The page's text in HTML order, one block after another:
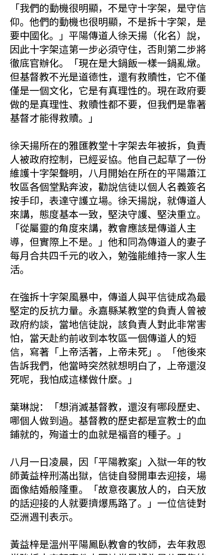
「我們的動機很明顯，不是守十字架，是守信
仰。他們的動機也很明顯，不是拆十字架，是
要中國化。」平陽傳道人徐天揚（化名）說，
因此十字架這第一步必須守住，否則第二步將
徹底官辦化。「現在是大鍋飯一樣一鍋亂燉。
但基督教不光是道德性，還有救贖性，它不僅
僅是一個文化，它是有真理性的。現在政府要
做的是真理性、救贖性都不要，但我們是靠著
基督才能得救贖。」
徐天揚所在的雅匯教堂十字架去年被拆，負責
人被政府控制，已經妥協。他自己起草了一份
維護十字架聲明，八月開始在所在的平陽蕭江
牧區各個堂點奔波，勸說信徒以個人名義簽名
按手印，表達守護立場。徐天揚說，就傳道人
來講，態度基本一致，堅決守護、堅決重立。
「從屬靈的角度來講，教會應該是傳道人主
導，但實際上不是。」他和同為傳道人的妻子
每月合共四千元的收入，勉強能維持一家人生
活。
在強拆十字架風暴中，傳道人與平信徒成為最
堅定的反抗力量。永嘉縣某教堂的負責人曾被
政府約談，當地信徒說，該負責人對此非常害
怕，當天赴約前收到本牧區一個傳道人的短
信，寫著「上帝活著，上帝未死」。「他後來
告訴我們，他當時突然就想明白了，上帝還沒
死呢，我怕成這樣做什麼。」
葉琳說：「想消滅基督教，還沒有哪段歷史、
哪個人做到過。基督教的歷史都是宣教士的血
鋪就的，殉道士的血就是福音的種子。」
八月一日凌晨，因「平陽教案」入獄一年的牧
師黃益梓刑滿出獄，信徒自發開車去迎接，場
面像結婚般隆重。「故意夜裏放人的，白天放
的話迎接的人就要擠爆馬路了。」一位信徒對
亞洲週刊表示。
黃益梓是溫州平陽鳳臥教會的牧師，去年救恩